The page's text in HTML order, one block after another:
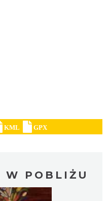
W POBLIŻU